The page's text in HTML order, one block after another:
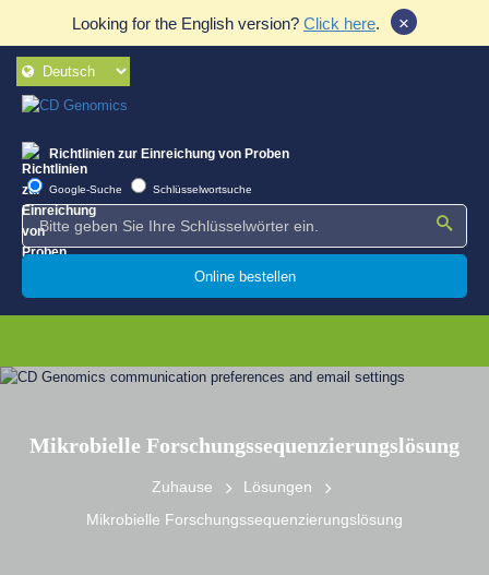
Looking for the English version? Click here. ×
Richtlinien zur Einreichung von Proben
Google-Suche Schlüsselwortsuche
Online bestellen
Mikrobielle Forschungssequenzierungslösung
Zuhause
Lösungen
Mikrobielle Forschungssequenzierungslösung